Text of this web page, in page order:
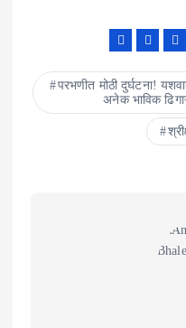
परभणीत मोठी दुर्घटना!
अनेक भाविक